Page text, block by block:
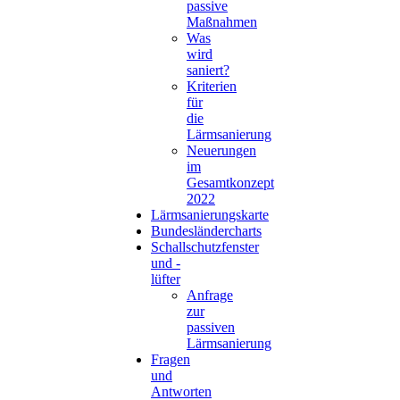
passive
Maßnahmen
Was
wird
saniert?
Kriterien
für
die
Lärmsanierung
Neuerungen
im
Gesamtkonzept
2022
Lärmsanierungskarte
Bundesländercharts
Schallschutzfenster
und -
lüfter
Anfrage
zur
passiven
Lärmsanierung
Fragen
und
Antworten